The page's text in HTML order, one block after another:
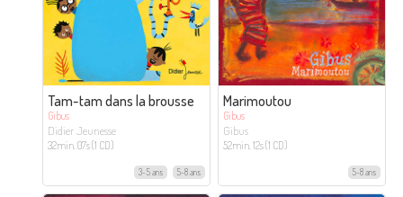
Tam-tam dans la brousse
Gibus
Didier Jeunesse
32min. 07s (1 CD)
3-5 ans 5-8 ans
Marimoutou
Gibus
Gibus
52min. 12s (1 CD)
5-8 ans